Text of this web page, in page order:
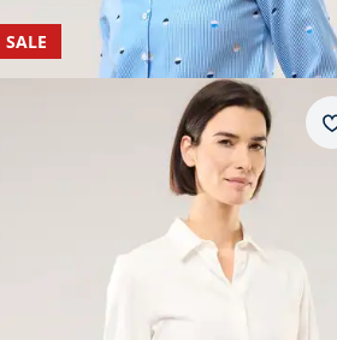
22 von 24.
SALE
aus Thermoflanell
129,99